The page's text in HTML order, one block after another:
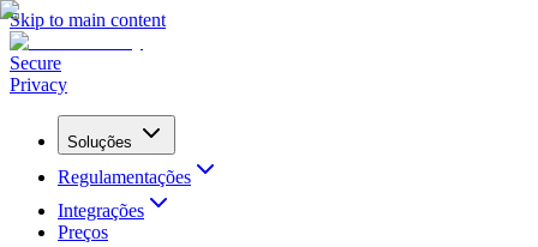
Skip to main content
Secure
Privacy
Soluções
Regulamentações
Integrações
Preços